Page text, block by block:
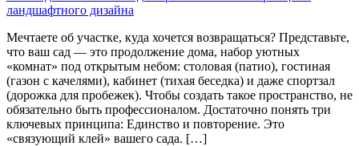
ландшафтного дизайна
Мечтаете об участке, куда хочется возвращаться? Представьте,
что ваш сад — это продолжение дома, набор уютных
«комнат» под открытым небом: столовая (патио), гостиная
(газон с качелями), кабинет (тихая беседка) и даже спортзал
(дорожка для пробежек). Чтобы создать такое пространство, не
обязательно быть профессионалом. Достаточно понять три
ключевых принципа: Единство и повторение. Это
«связующий клей» вашего сада. […]